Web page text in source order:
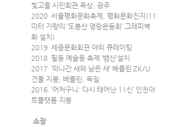
빛고을 시민회관 옥상, 광주
2020  서울평화문화축제, 평화문화진지(11
미터 가량의 ‘도봉산 명랑운동회’ 그래피벽
화 설치)
2019  세종문화회관 야외 큐레이팅
2018  필동 예술동 축제 ‘뱀신’설치
2017  ‘떠나간 새와 남은 새’ 베를린 ZK/U
건물 지붕, 베를린, 독일
2016  ‘어처구니: 다시 태어난 11신’ 인천아
트플랫폼 지붕
소장